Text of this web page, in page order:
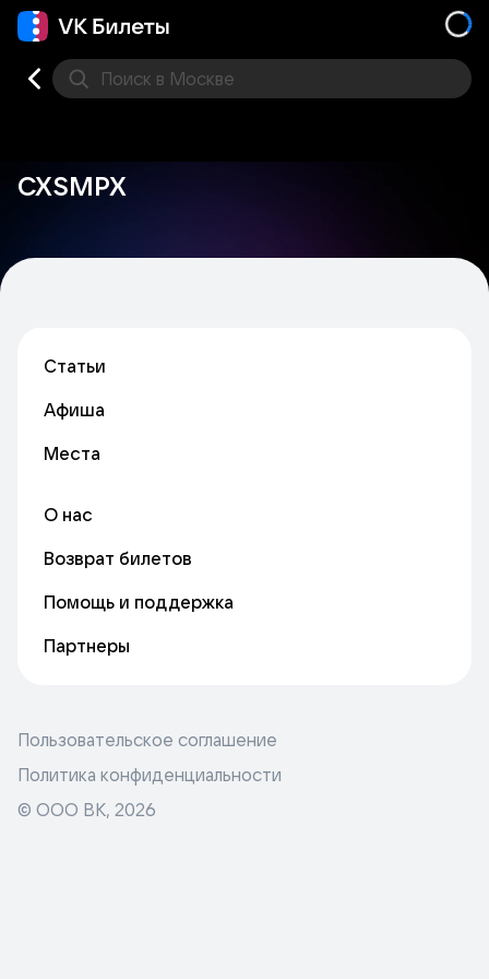
Поиск в Москве
CXSMPX
Статьи
Афиша
Места
О нас
Возврат билетов
Помощь и поддержка
Партнеры
Пользовательское соглашение
Политика конфиденциальности
© ООО ВК, 2026